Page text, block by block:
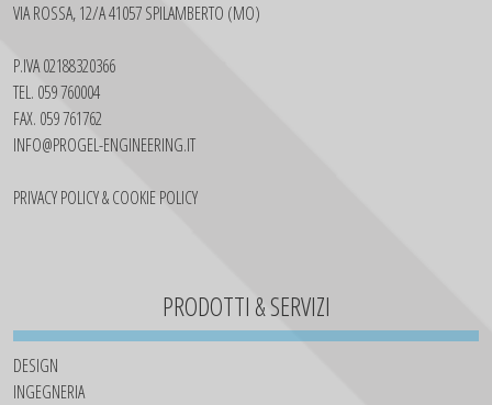
VIA ROSSA, 12/A 41057 SPILAMBERTO (MO)
P.IVA 02188320366
TEL. 059 760004
FAX. 059 761762
INFO@PROGEL-ENGINEERING.IT
PRIVACY POLICY & COOKIE POLICY
PRODOTTI & SERVIZI
DESIGN
INGEGNERIA